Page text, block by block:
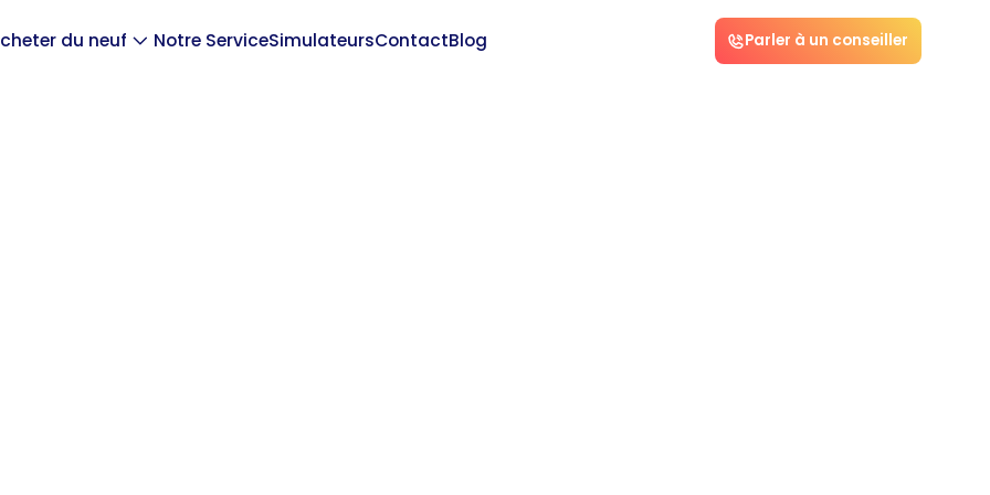
du neuf Notre ServiceSimulateursContactBlog Parler à un conseiller